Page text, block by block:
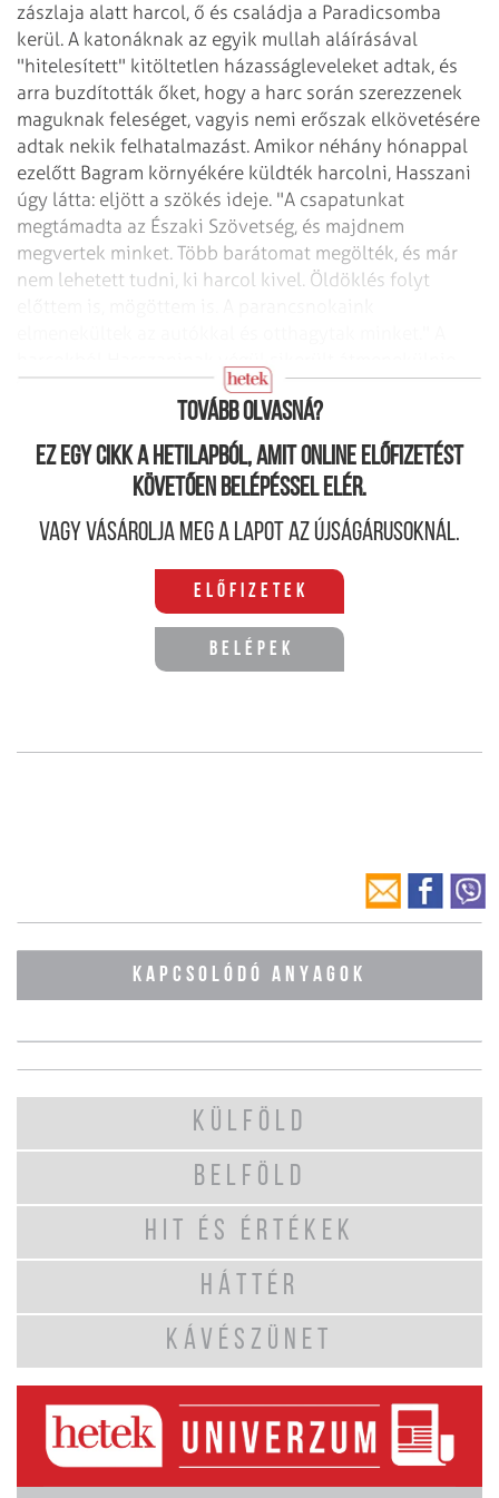
zászlaja alatt harcol, ő és családja a Paradicsomba
kerül. A katonáknak az egyik mullah aláírásával
"hitelesített" kitöltetlen házasságleveleket adtak, és
arra buzdították őket, hogy a harc során szerezzenek
maguknak feleséget, vagyis nemi erőszak elkövetésére
adtak nekik felhatalmazást. Amikor néhány hónappal
ezelőtt Bagram környékére küldték harcolni, Hasszani
úgy látta: eljött a szökés ideje. "A csapatunkat
megtámadta az Északi Szövetség, és majdnem
megvertek minket. Több barátomat megölték, és már
nem lehetett tudni, ki harcol kivel. Öldöklés folyt
Pakisztánba.
Tovább olvasná?
Ez egy cikk a hetilapból, amit online előfizetést
követően belépéssel elér.
Vagy vásárolja meg a lapot az újságárusoknál.
Előfizetek
Belépek
KAPCSOLÓDÓ ANYAGOK
KÜLFÖLD
BELFÖLD
HIT ÉS ÉRTÉKEK
HÁTTÉR
KÁVÉSZÜNET